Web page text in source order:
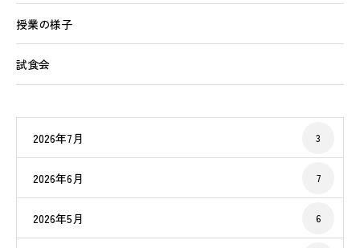
授業の様子
試食会
2026年7月 3
2026年6月 7
2026年5月 6